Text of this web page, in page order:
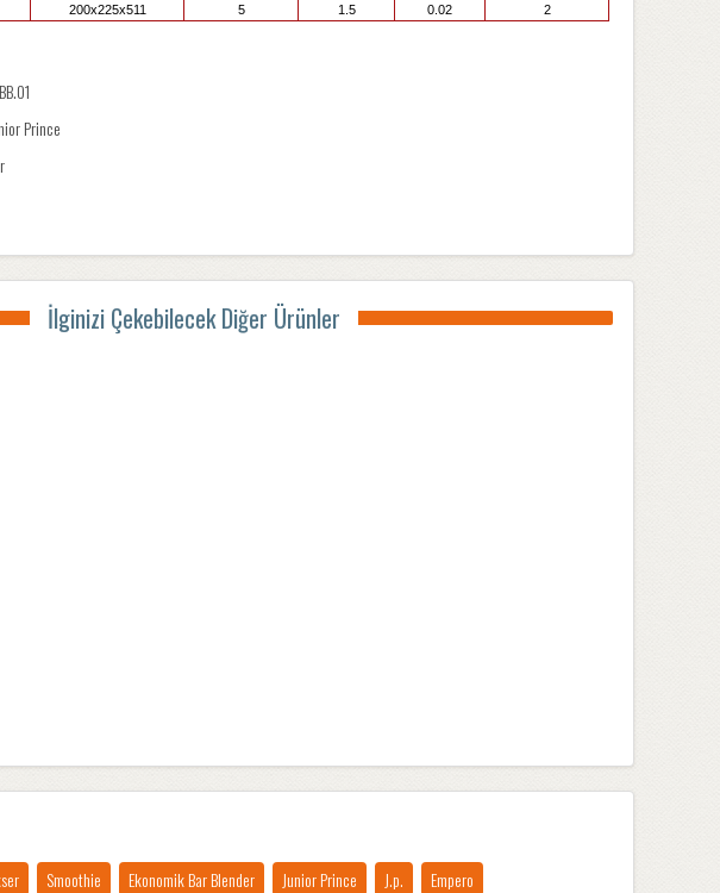
200x225x511 5 1.5 0.02 2
Prince
İlginizi Çekebilecek Diğer Ürünler
Smoothie Ekonomik Bar Blender Junior Prince J.p. Empero